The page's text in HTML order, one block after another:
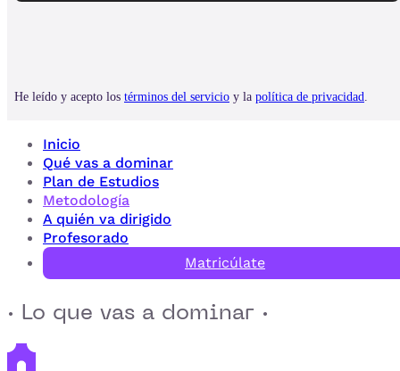
Inicio
Qué vas a dominar
Plan de Estudios
Metodología
A quién va dirigido
Profesorado
Matricúlate
· Lo que vas a dominar ·